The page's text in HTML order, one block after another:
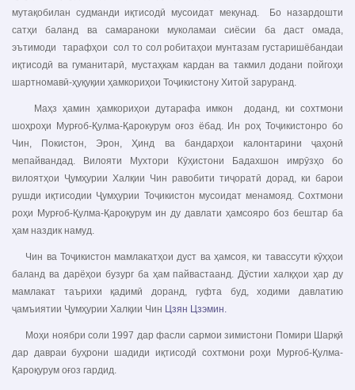
мутақобилан судманди иқтисодӣ мусоидат мекунад. Бо назардошти
сатҳи баланд ва самараноки муколамаи сиёсии ба даст омада,
эътимоди тарафҳои сол то сол робитаҳои мунтазам густаришёбандаи
иқтисодӣ ва гуманитарӣ, мустаҳкам кардан ва такмил додани пойгоҳи
шартномавӣ-ҳуқуқии ҳамкориҳои Тоҷикистону Хитой заруранд.
Маҳз ҳамин ҳамкориҳои дутарафа имкон доданд, ки сохтмони
шоҳроҳи Мурғоб-Қулма-Қарокурум оғоз ёбад. Ин роҳ Тоҷикистонро бо
Чин, Покистон, Эрон, Ҳинд ва бандарҳои калонтарини ҷаҳонӣ
мепайвандад. Вилояти Мухтори Кӯҳистони Бадахшон имрӯзҳо бо
вилоятҳои Ҷумҳурии Халқии Чин равобити тиҷоратӣ дорад, ки барои
рушди иқтисодии Ҷумҳурии Тоҷикистон мусоидат менамояд. Сохтмони
роҳи Мурғоб-Қулма-Қароқурум ин ду давлати ҳамсояро боз бештар ба
ҳам наздик намуд.
Чин ва Тоҷикистон мамлакатҳои дуст ва ҳамсоя, ки тавассути кӯҳҳои
баланд ва дарёҳои бузург ба ҳам пайвастаанд. Дӯстии халқҳои ҳар ду
мамлакат таърихи қадимӣ доранд, гуфта буд, ходими давлатию
ҷамъиятии Ҷумҳурии Халқии Чин Цзян Цзэмин.
Моҳи ноябри соли 1997 дар фасли сармои зимистони Помири Шарқӣ
дар давраи буҳрони шадиди иқтисодӣ сохтмони роҳи Мурғоб-Қулма-
Қароқурум оғоз гардид.